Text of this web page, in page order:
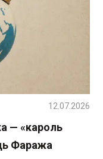
— «кароль
Фаража
12.07.2026